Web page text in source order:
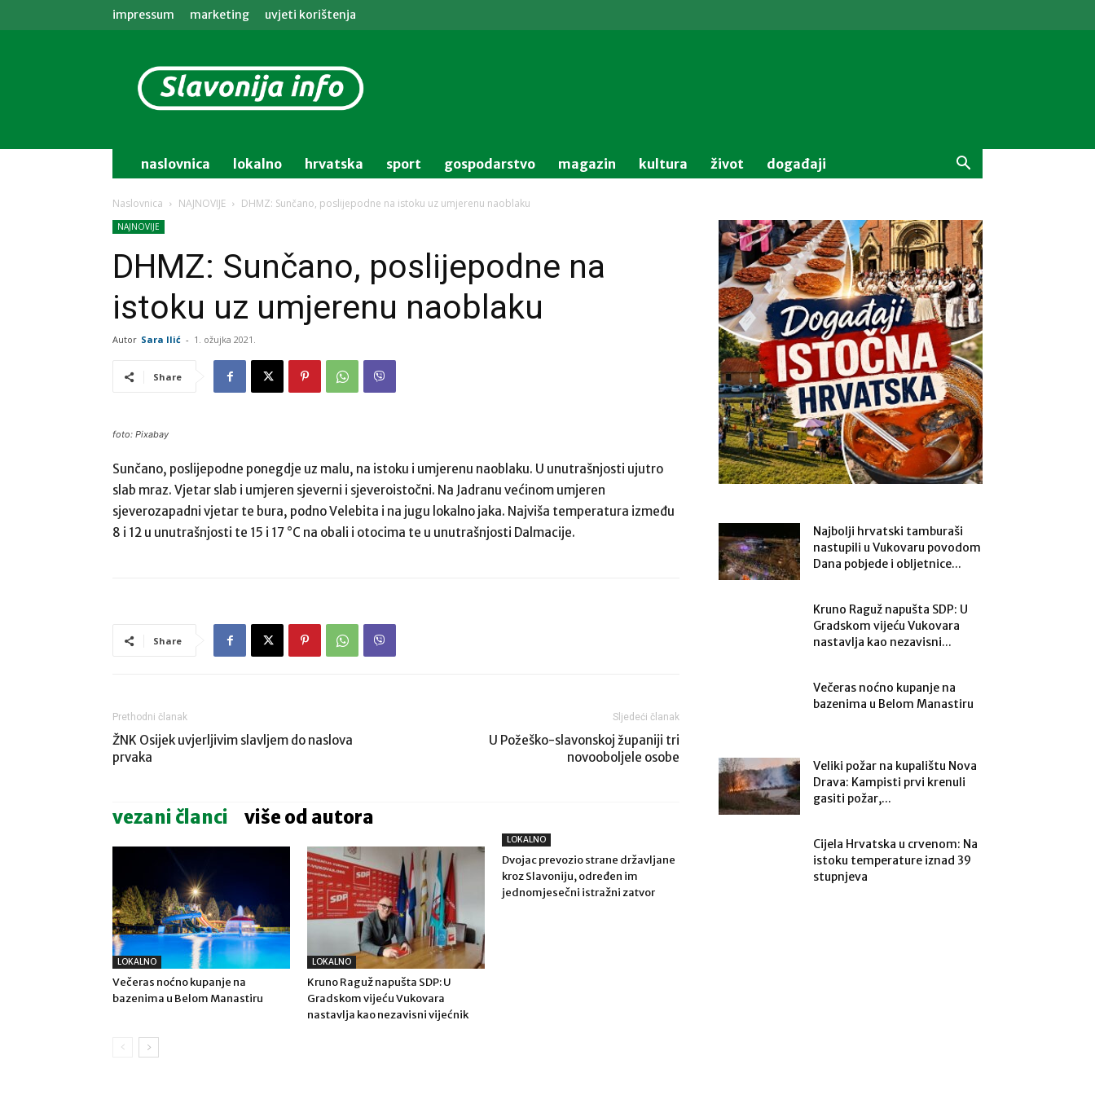
impressum marketing uvjeti korištenja
info
naslovnica lokalno hrvatska sport gospodarstvo magazin kultura život događaji
Naslovnica NAJNOVIJE DHMZ: Sunčano, poslijepodne na istoku uz umjerenu naoblaku
NAJNOVIJE
DHMZ: Sunčano, poslijepodne na
istoku uz umjerenu naoblaku
Autor Sara Ilić - 1. ožujka 2021.
Share
foto: Pixabay
Sunčano, poslijepodne ponegdje uz malu, na istoku i umjerenu naoblaku. U unutrašnjosti ujutro
slab mraz. Vjetar slab i umjeren sjeverni i sjeveroistočni. Na Jadranu većinom umjeren
sjeverozapadni vjetar te bura, podno Velebita i na jugu lokalno jaka. Najviša temperatura između
8 i 12 u unutrašnjosti te 15 i 17 °C na obali i otocima te u unutrašnjosti Dalmacije.
Share
Prethodni članak
ŽNK Osijek uvjerljivim slavljem do naslova
prvaka
Sljedeći članak
U Požeško-slavonskoj županiji tri
novooboljele osobe
vezani članci više od autora
LOKALNO
Večeras noćno kupanje na
bazenima u Belom Manastiru
LOKALNO
Kruno Raguž napušta SDP: U
Gradskom vijeću Vukovara
nastavlja kao nezavisni vijećnik
LOKALNO
Dvojac prevozio strane državljane
kroz Slavoniju, određen im
jednomjesečni istražni zatvor
Najbolji hrvatski tamburaši
nastupili u Vukovaru povodom
Dana pobjede i obljetnice...
Kruno Raguž napušta SDP: U
Gradskom vijeću Vukovara
nastavlja kao nezavisni...
Večeras noćno kupanje na
bazenima u Belom Manastiru
Veliki požar na kupalištu Nova
Drava: Kampisti prvi krenuli
gasiti požar,...
Cijela Hrvatska u crvenom: Na
istoku temperature iznad 39
stupnjeva